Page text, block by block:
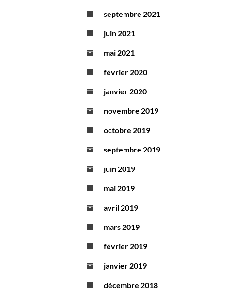
septembre 2021
juin 2021
mai 2021
février 2020
janvier 2020
novembre 2019
octobre 2019
septembre 2019
juin 2019
mai 2019
avril 2019
mars 2019
février 2019
janvier 2019
décembre 2018